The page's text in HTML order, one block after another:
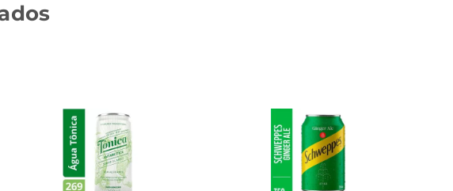
ar às suascriações. A versatilidade da Água Tônica Schweppes a torna uma
você tem a certeza de uma bebida que não apenas sacia a sede, mas